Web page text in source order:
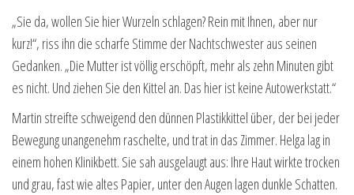
„Sie da, wollen Sie hier Wurzeln schlagen? Rein mit Ihnen, aber nur
kurz!“, riss ihn die scharfe Stimme der Nachtschwester aus seinen
Gedanken. „Die Mutter ist völlig erschöpft, mehr als zehn Minuten gibt
es nicht. Und ziehen Sie den Kittel an. Das hier ist keine Autowerkstatt.“
Martin streifte schweigend den dünnen Plastikkittel über, der bei jeder
Bewegung unangenehm raschelte, und trat in das Zimmer. Helga lag in
einem hohen Klinikbett. Sie sah ausgelaugt aus: Ihre Haut wirkte trocken
und grau, fast wie altes Papier, unter den Augen lagen dunkle Schatten.